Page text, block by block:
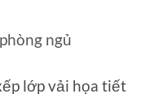
ngủ
lớp vải họa tiết